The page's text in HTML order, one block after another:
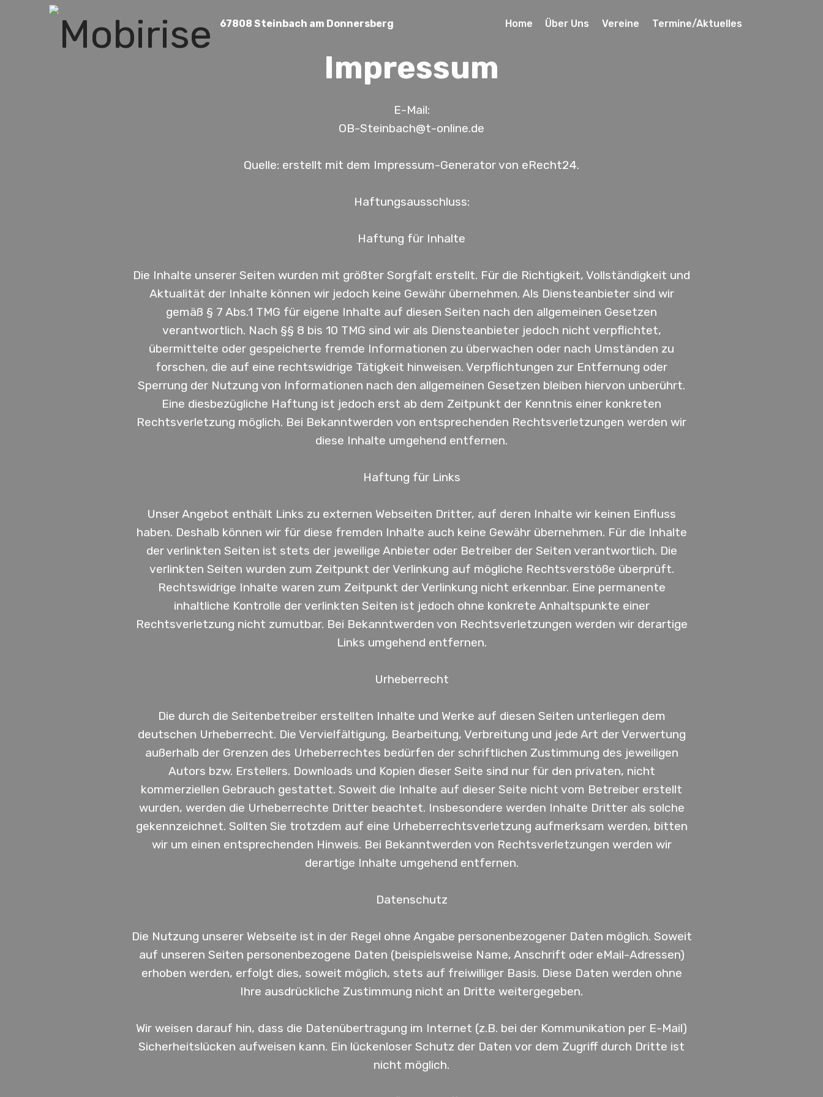
67808 Steinbach am Donnersberg Home Über Uns Vereine Termine/Aktuelles
Impressum
E-Mail:
OB-Steinbach@t-online.de
Quelle: erstellt mit dem Impressum-Generator von eRecht24.
Haftungsausschluss:
Haftung für Inhalte
Die Inhalte unserer Seiten wurden mit größter Sorgfalt erstellt. Für die Richtigkeit, Vollständigkeit und
Aktualität der Inhalte können wir jedoch keine Gewähr übernehmen. Als Diensteanbieter sind wir
gemäß § 7 Abs.1 TMG für eigene Inhalte auf diesen Seiten nach den allgemeinen Gesetzen
verantwortlich. Nach §§ 8 bis 10 TMG sind wir als Diensteanbieter jedoch nicht verpflichtet,
übermittelte oder gespeicherte fremde Informationen zu überwachen oder nach Umständen zu
forschen, die auf eine rechtswidrige Tätigkeit hinweisen. Verpflichtungen zur Entfernung oder
Sperrung der Nutzung von Informationen nach den allgemeinen Gesetzen bleiben hiervon unberührt.
Eine diesbezügliche Haftung ist jedoch erst ab dem Zeitpunkt der Kenntnis einer konkreten
Rechtsverletzung möglich. Bei Bekanntwerden von entsprechenden Rechtsverletzungen werden wir
diese Inhalte umgehend entfernen.
Haftung für Links
Unser Angebot enthält Links zu externen Webseiten Dritter, auf deren Inhalte wir keinen Einfluss
haben. Deshalb können wir für diese fremden Inhalte auch keine Gewähr übernehmen. Für die Inhalte
der verlinkten Seiten ist stets der jeweilige Anbieter oder Betreiber der Seiten verantwortlich. Die
verlinkten Seiten wurden zum Zeitpunkt der Verlinkung auf mögliche Rechtsverstöße überprüft.
Rechtswidrige Inhalte waren zum Zeitpunkt der Verlinkung nicht erkennbar. Eine permanente
inhaltliche Kontrolle der verlinkten Seiten ist jedoch ohne konkrete Anhaltspunkte einer
Rechtsverletzung nicht zumutbar. Bei Bekanntwerden von Rechtsverletzungen werden wir derartige
Links umgehend entfernen.
Urheberrecht
Die durch die Seitenbetreiber erstellten Inhalte und Werke auf diesen Seiten unterliegen dem
deutschen Urheberrecht. Die Vervielfältigung, Bearbeitung, Verbreitung und jede Art der Verwertung
außerhalb der Grenzen des Urheberrechtes bedürfen der schriftlichen Zustimmung des jeweiligen
Autors bzw. Erstellers. Downloads und Kopien dieser Seite sind nur für den privaten, nicht
kommerziellen Gebrauch gestattet. Soweit die Inhalte auf dieser Seite nicht vom Betreiber erstellt
wurden, werden die Urheberrechte Dritter beachtet. Insbesondere werden Inhalte Dritter als solche
gekennzeichnet. Sollten Sie trotzdem auf eine Urheberrechtsverletzung aufmerksam werden, bitten
wir um einen entsprechenden Hinweis. Bei Bekanntwerden von Rechtsverletzungen werden wir
derartige Inhalte umgehend entfernen.
Datenschutz
Die Nutzung unserer Webseite ist in der Regel ohne Angabe personenbezogener Daten möglich. Soweit
auf unseren Seiten personenbezogene Daten (beispielsweise Name, Anschrift oder eMail-Adressen)
erhoben werden, erfolgt dies, soweit möglich, stets auf freiwilliger Basis. Diese Daten werden ohne
Ihre ausdrückliche Zustimmung nicht an Dritte weitergegeben.
Wir weisen darauf hin, dass die Datenübertragung im Internet (z.B. bei der Kommunikation per E-Mail)
Sicherheitslücken aufweisen kann. Ein lückenloser Schutz der Daten vor dem Zugriff durch Dritte ist
nicht möglich.